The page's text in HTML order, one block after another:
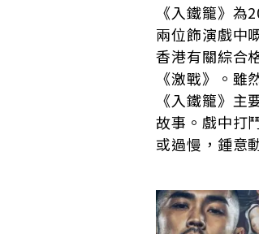
《入鐵籠》
兩位飾演戲中
香港有關綜合
《激戰》。雖
《入鐵籠》主
故事。戲中打
或過慢，鍾意